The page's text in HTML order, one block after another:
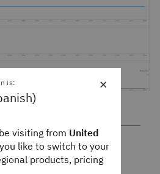
×
is:
visiting from United
like to switch to your
products, pricing